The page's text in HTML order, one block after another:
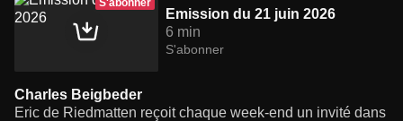
S'abonner
Emission du 21 juin 2026
6 min
S'abonner
Charles Beigbeder
Eric de Riedmatten reçoit chaque week-end un invité dans